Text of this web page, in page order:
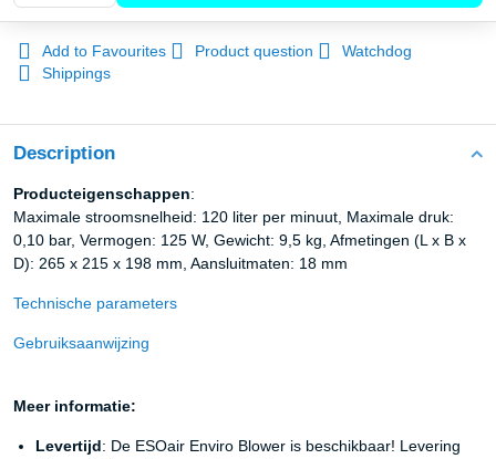
Add to Favourites Product question
Watchdog
Shippings
Description
Producteigenschappen:
Maximale stroomsnelheid: 120 liter per minuut, Maximale druk:
0,10 bar, Vermogen: 125 W, Gewicht: 9,5 kg, Afmetingen (L x B x
D): 265 x 215 x 198 mm, Aansluitmaten: 18 mm
Technische parameters
Gebruiksaanwijzing
Meer informatie:
Levertijd: De ESOair Enviro Blower is beschikbaar! Levering